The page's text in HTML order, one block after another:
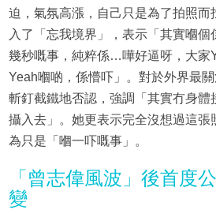
迫，氣氛高漲，自己只是為了拍照而
入了「忘我境界」，表示「其實嗰個
幾秒嘅事，純粹係…嘩好逼呀，大家
Yeah嗰啲，係懵吓」。對於外界最
斬釘截鐵地否認，強調「其實冇身體
攝入去」。她更表示完全沒想過這張
為只是「嗰一吓嘅事」。
「曾志偉風波」後首度
變